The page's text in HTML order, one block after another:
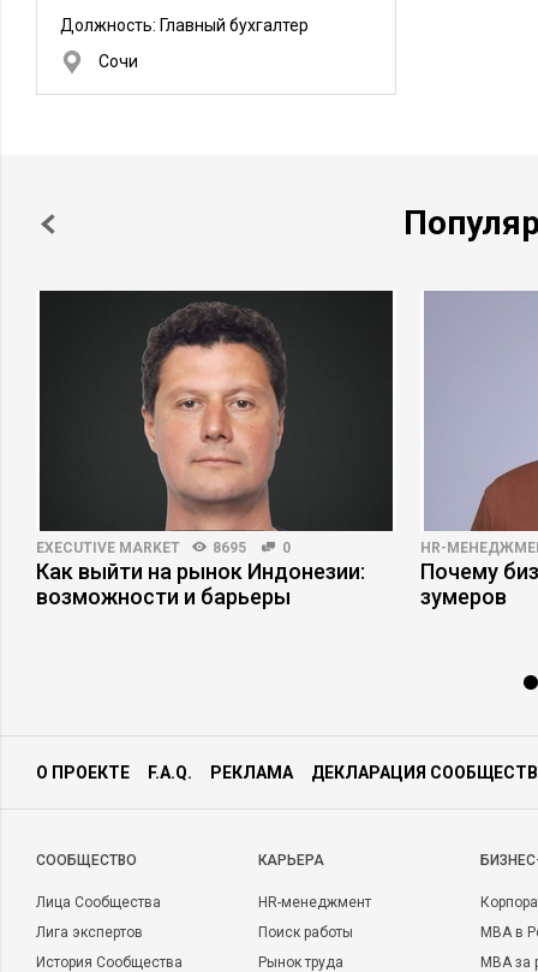
Должность: Главный бухгалтер
Сочи
EXECUTIVE MARKET 8695 0
Как выйти на рынок Индонезии:
возможности и барьеры
HR-
Почему
зумеров
О ПРОЕКТЕ F.A.Q. РЕКЛАМА ДЕКЛАРАЦИЯ
CООБЩЕСТВО
Лица Сообщества
Лига экспертов
История Сообщества
КАРЬЕРА
HR-менеджмент
Поиск работы
Рынок труда
MBA в
MBA